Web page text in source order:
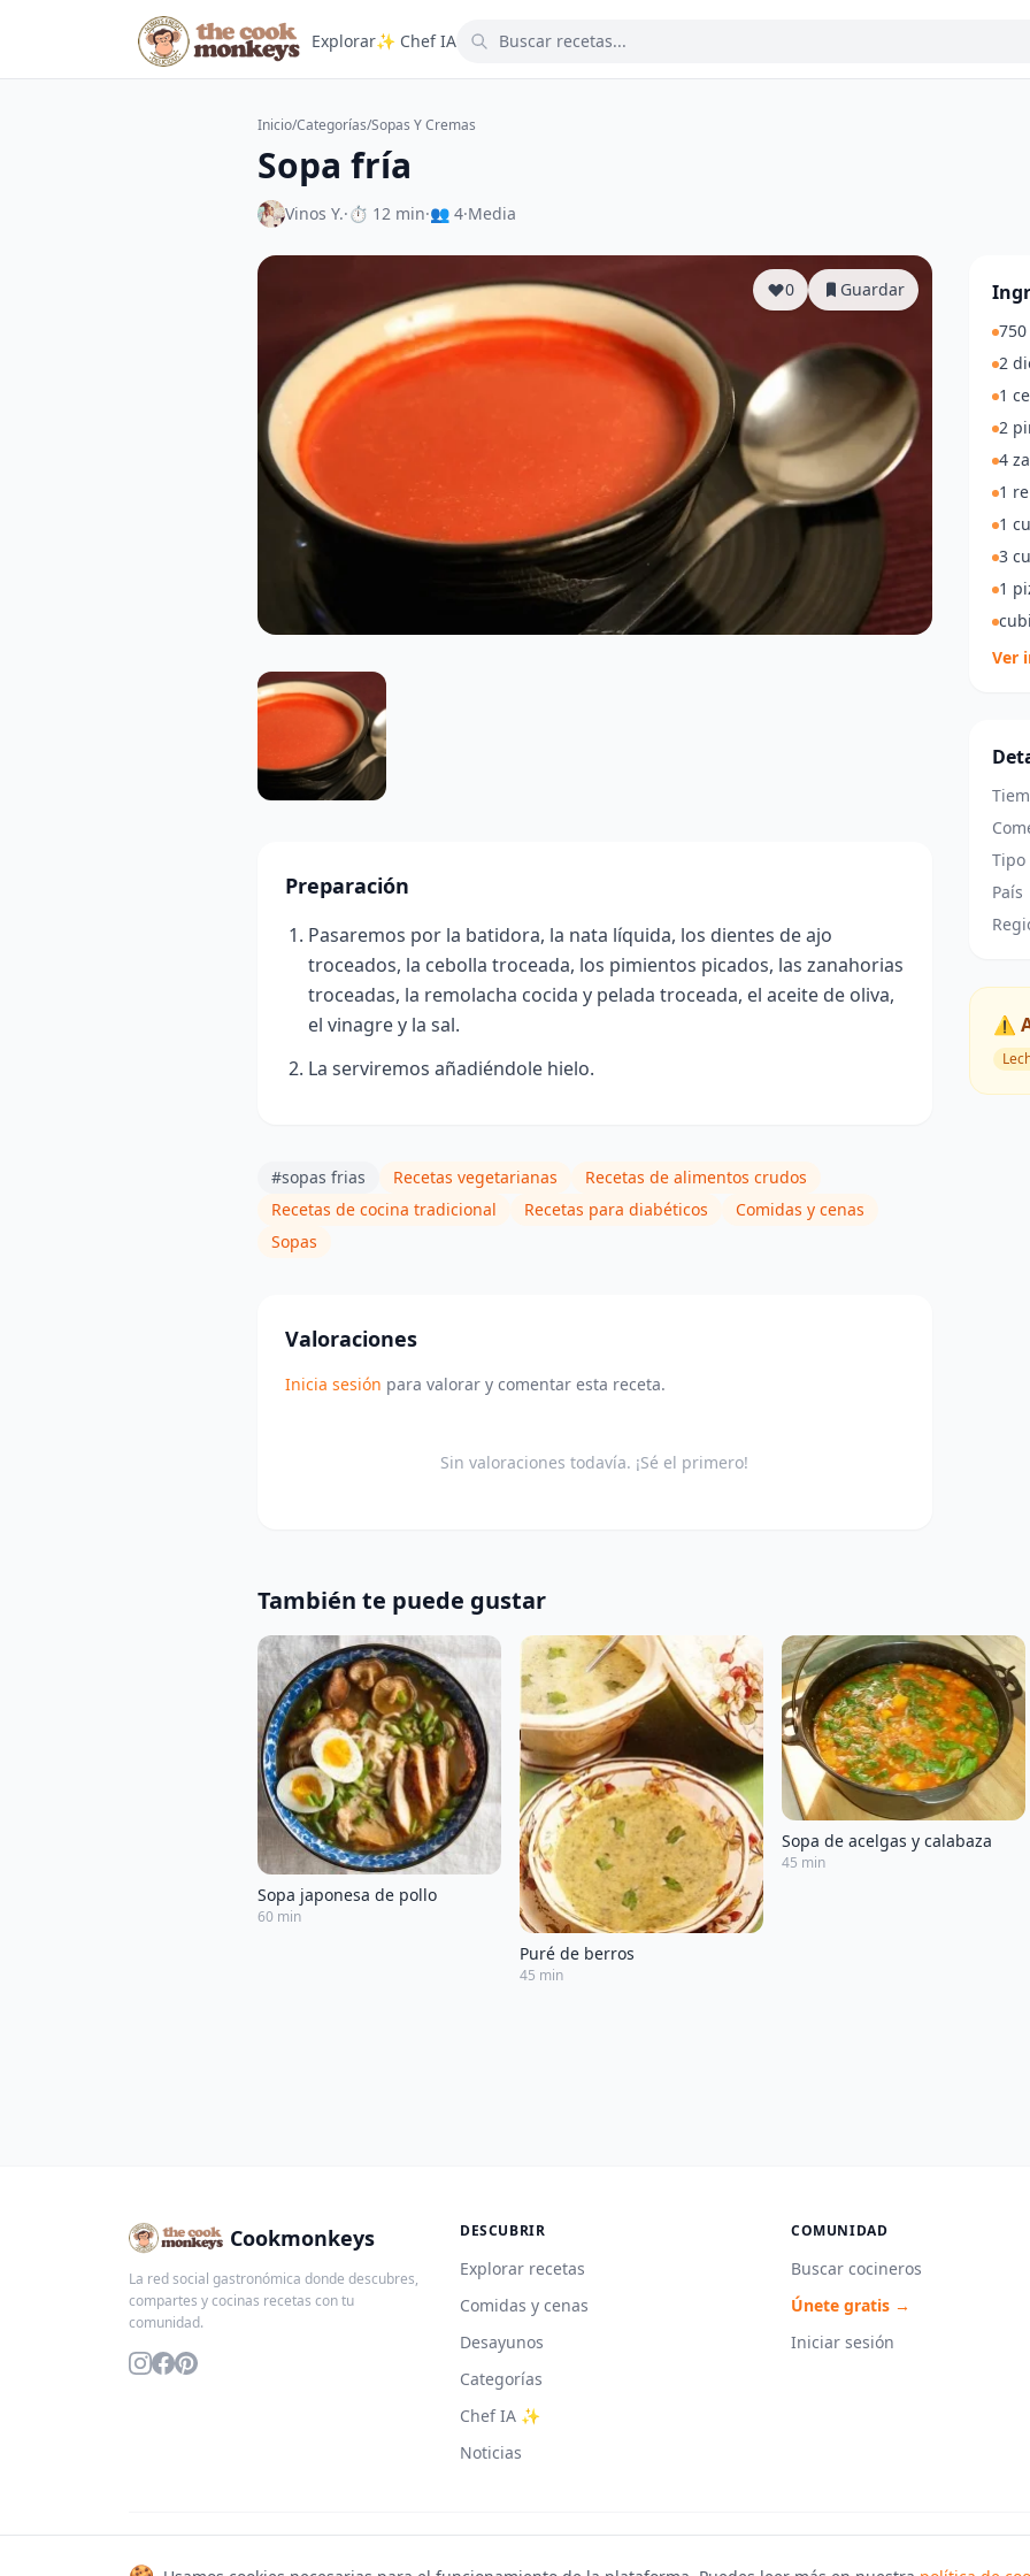
Explorar✨ Chef IA
Inicio/Categorías/Sopas Y Cremas
Sopa fría
Vinos Y.·⏱ 12 min·👥 4·Media
0 Guardar
Preparación
Pasaremos por la batidora, la nata líquida, los dientes de ajo
troceados, la cebolla troceada, los pimientos picados, las zanahorias
troceadas, la remolacha cocida y pelada troceada, el aceite de oliva,
el vinagre y la sal.
La serviremos añadiéndole hielo.
#sopas frias Recetas vegetarianas
Recetas de alimentos crudos
Recetas de cocina tradicional
Recetas para diabéticos
Comidas y cenas
Sopas
Valoraciones
Inicia sesión para valorar y comentar esta receta.
Sin valoraciones todavía. ¡Sé el primero!
2
1
2
4
1
1
3
1
Ver
Tipo
País
⚠️
También te puede gustar
Sopa japonesa de pollo
60 min
Puré de berros
45 min
Sopa de acelgas y calabaza
45 min
Cookmonkeys
La red social gastronómica donde descubres,
compartes y cocinas recetas con tu
comunidad.
DESCUBRIR
Explorar recetas
Comidas y cenas
Desayunos
Categorías
Chef IA ✨
Noticias
COMUNIDAD
Buscar cocineros
Únete gratis →
Iniciar sesión